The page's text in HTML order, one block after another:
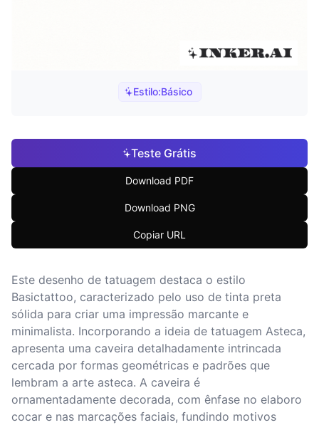
Estilo:Básico
Teste Grátis
Download PDF
Download PNG
Copiar URL
Este desenho de tatuagem destaca o estilo
Basictattoo, caracterizado pelo uso de tinta preta
sólida para criar uma impressão marcante e
minimalista. Incorporando a ideia de tatuagem Asteca,
apresenta uma caveira detalhadamente intrincada
cercada por formas geométricas e padrões que
lembram a arte asteca. A caveira é
ornamentadamente decorada, com ênfase no elaboro
cocar e nas marcações faciais, fundindo motivos